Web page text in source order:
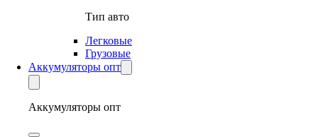
Тип авто
Легковые
Грузовые
Аккумуляторы опт
Аккумуляторы опт